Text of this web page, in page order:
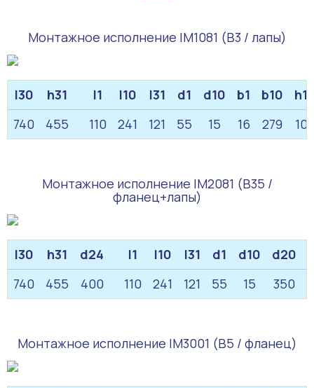
Монтажное исполнение IM1081 (B3 / лапы)
l30 h31 l1 l10 l31 d1 d10 b1 b10
h1
740
455 110 241 121 55 15 16 279 10
Монтажное исполнение IM2081 (B35 /
фланец+лапы)
l30 h31 d24 l1 l10 l31 d1 d10 d20
740
455 400 110 241 121 55 15 350
Монтажное исполнение IM3001 (B5 / фланец)